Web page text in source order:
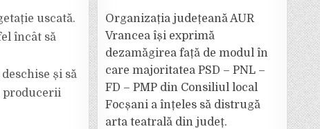
uscată.
încât să
și să
producerii
Organizația județeană AUR
Vrancea își exprimă
dezamăgirea față de modul în
care majoritatea PSD – PNL –
FD – PMP din Consiliul local
Focșani a înțeles să distrugă
arta teatrală din județ.